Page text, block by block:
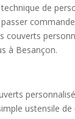
de
couverts
à Besançon.
ustensile de